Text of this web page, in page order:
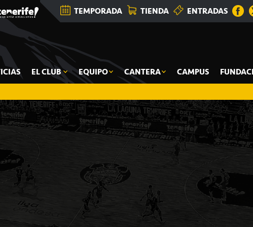
TEMPORADA TIENDA ENTRADAS
EL CLUB EQUIPO CANTERA CAMPUS